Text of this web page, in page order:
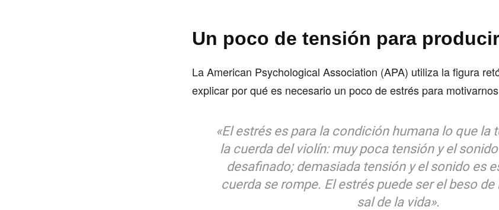
Un poco de tensión para
La American Psychological Association (APA) utiliza la figura
explicar por qué es necesario un poco de estrés para
«El estrés es para la condición humana lo que la
la cuerda del violín: muy poca tensión y el
desafinado; demasiada tensión y el sonido es
cuerda se rompe. El estrés puede ser el beso
sal de la vida».